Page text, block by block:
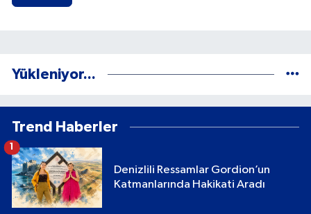
Yükleniyor...
Trend Haberler
Denizlili Ressamlar Gordion’un
Katmanlarında Hakikati Aradı
1